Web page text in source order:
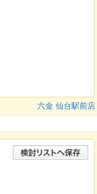
六金 仙台駅前店